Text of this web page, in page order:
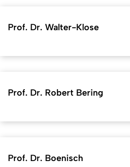
Prof. Dr. Walter-Klose
Prof. Dr. Robert Bering
Prof. Dr. Boenisch